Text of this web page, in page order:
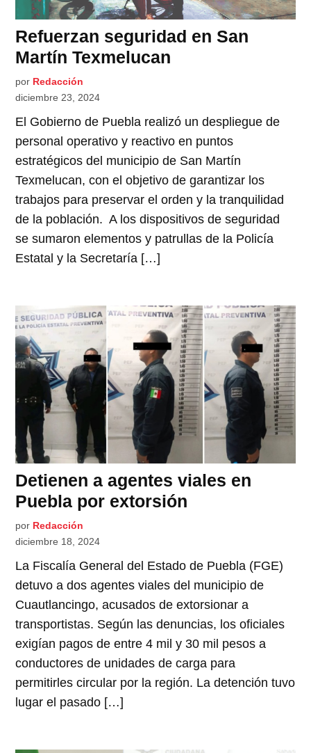
Refuerzan seguridad en San
Martín Texmelucan
por Redacción
diciembre 23, 2024
El Gobierno de Puebla realizó un despliegue de
personal operativo y reactivo en puntos
estratégicos del municipio de San Martín
Texmelucan, con el objetivo de garantizar los
trabajos para preservar el orden y la tranquilidad
de la población. A los dispositivos de seguridad
se sumaron elementos y patrullas de la Policía
Estatal y la Secretaría […]
Detienen a agentes viales en
Puebla por extorsión
por Redacción
diciembre 18, 2024
La Fiscalía General del Estado de Puebla (FGE)
detuvo a dos agentes viales del municipio de
Cuautlancingo, acusados de extorsionar a
transportistas. Según las denuncias, los oficiales
exigían pagos de entre 4 mil y 30 mil pesos a
conductores de unidades de carga para
permitirles circular por la región. La detención tuvo
lugar el pasado […]